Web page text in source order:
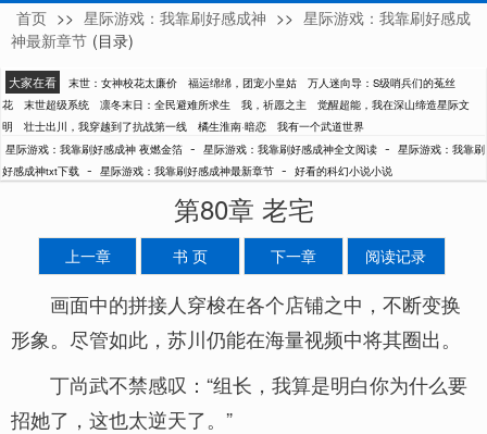
夜燃金箔
首页 >> 星际游戏：我靠刷好感成神 >> 星际游戏：我靠刷好感成
神最新章节 (目录)
大家在看 末世：女神校花太廉价 福运绵绵，团宠小皇姑
万人迷向导：S级哨兵们的菟丝
花
末世超级系统 凛冬末日：全民避难所求生 我，祈愿之主
觉醒超能，我在深山缔造星际文
明
壮士出川，我穿越到了抗战第一线 橘生淮南·暗恋
我有一个武道世界
星际游戏：我靠刷好感成神 夜燃金箔 - 星际游戏：我靠刷好感成神全文阅读 - 星际游戏：我靠刷
好感成神txt下载 - 星际游戏：我靠刷好感成神最新章节 - 好看的科幻小说小说
第80章 老宅
上一章 书 页 下一章 阅读记录
画面中的拼接人穿梭在各个店铺之中，不断变换
形象。尽管如此，苏川仍能在海量视频中将其圈出。
丁尚武不禁感叹：“组长，我算是明白你为什么要
招她了，这也太逆天了。”